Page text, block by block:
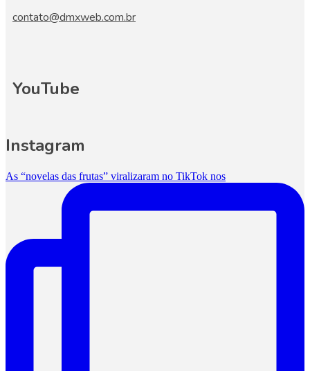
contato@dmxweb.com.br
YouTube
Instagram
As “novelas das frutas” viralizaram no TikTok nos